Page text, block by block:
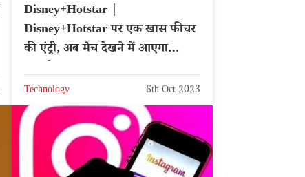
Disney+Hotstar |
Disney+Hotstar पर एक खास फीचर
की एंट्री, अब मैच देखने में आएगा
Technology 6th Oct 2023